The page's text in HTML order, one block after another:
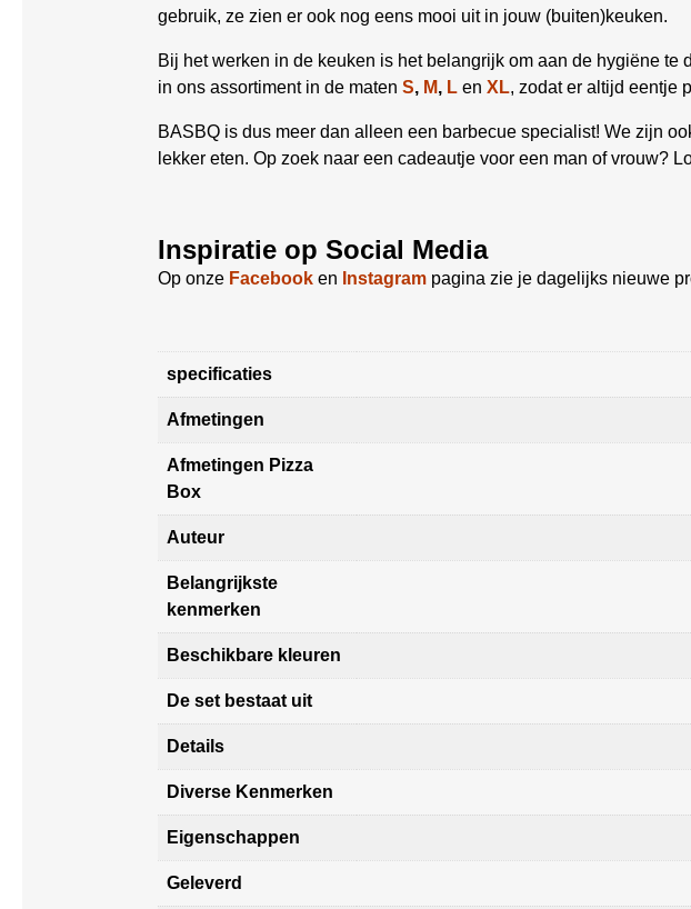
gebruik, ze zien er ook nog eens mooi uit in jouw (buiten)keuken.
Bij het werken in de keuken is het belangrijk om aan de hygiëne
in ons assortiment in de maten S, M, L en XL, zodat er altijd eentje
BASBQ is dus meer dan alleen een barbecue specialist! We zijn
lekker eten. Op zoek naar een cadeautje voor een man of vrouw?
Inspiratie op Social Media
Op onze Facebook en Instagram pagina zie je dagelijks nieuwe
specificaties
Afmetingen
Afmetingen Pizza
Box
Auteur
Belangrijkste
kenmerken
Beschikbare kleuren
De set bestaat uit
Details
Diverse Kenmerken
Eigenschappen
Geleverd